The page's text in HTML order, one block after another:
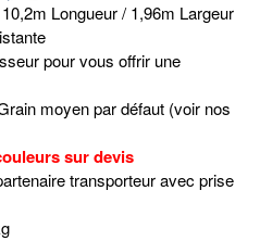
Longueur / 1,96m Largeur
pour vous offrir une
moyen par défaut (voir nos
sur devis
transporteur avec prise